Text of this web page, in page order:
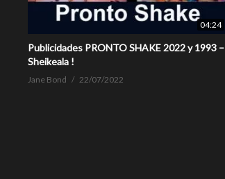
04:24
Publicidades PRONTO SHAKE 2022 y 1993 –
Sheikeala !
Jane Bond 22/07/2022